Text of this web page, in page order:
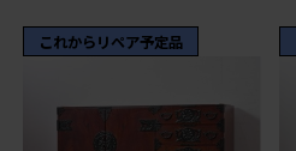
これからリペア予定品